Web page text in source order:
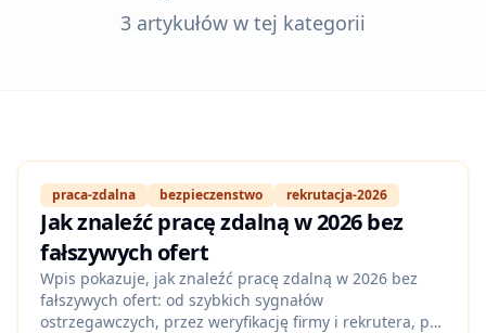
3 artykułów w tej kategorii
praca-zdalna bezpieczenstwo rekrutacja-2026
Jak znaleźć pracę zdalną w 2026 bez
fałszywych ofert
Wpis pokazuje, jak znaleźć pracę zdalną w 2026 bez
fałszywych ofert: od szybkich sygnałów
ostrzegawczych, przez weryfikację firmy i rekrutera, po